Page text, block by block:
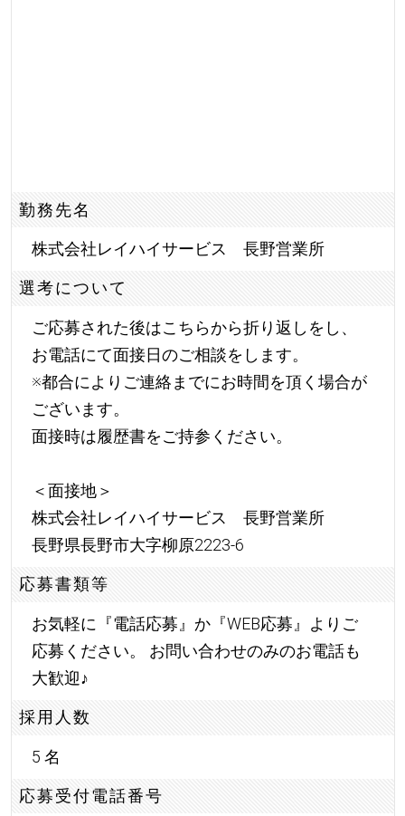
勤務先名
株式会社レイハイサービス 長野営業所
選考について
ご応募された後はこちらから折り返しをし、
お電話にて面接日のご相談をします。
※都合によりご連絡までにお時間を頂く場合が
ございます。
面接時は履歴書をご持参ください。
＜面接地＞
株式会社レイハイサービス 長野営業所
長野県長野市大字柳原2223-6
応募書類等
お気軽に『電話応募』か『WEB応募』よりご
応募ください。 お問い合わせのみのお電話も
大歓迎♪
採用人数
5 名
応募受付電話番号